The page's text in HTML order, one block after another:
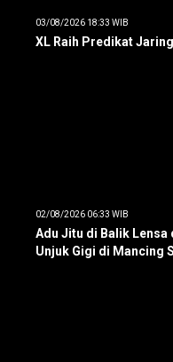
03/08/2026 18:33 WIB
XL Raih Predikat
02/08/2026 06:33 WIB
Adu Jitu di Balik Lensa
Unjuk Gigi di Mancing